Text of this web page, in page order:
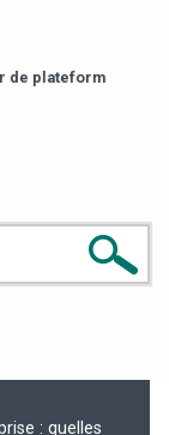
plateforme
: quelles